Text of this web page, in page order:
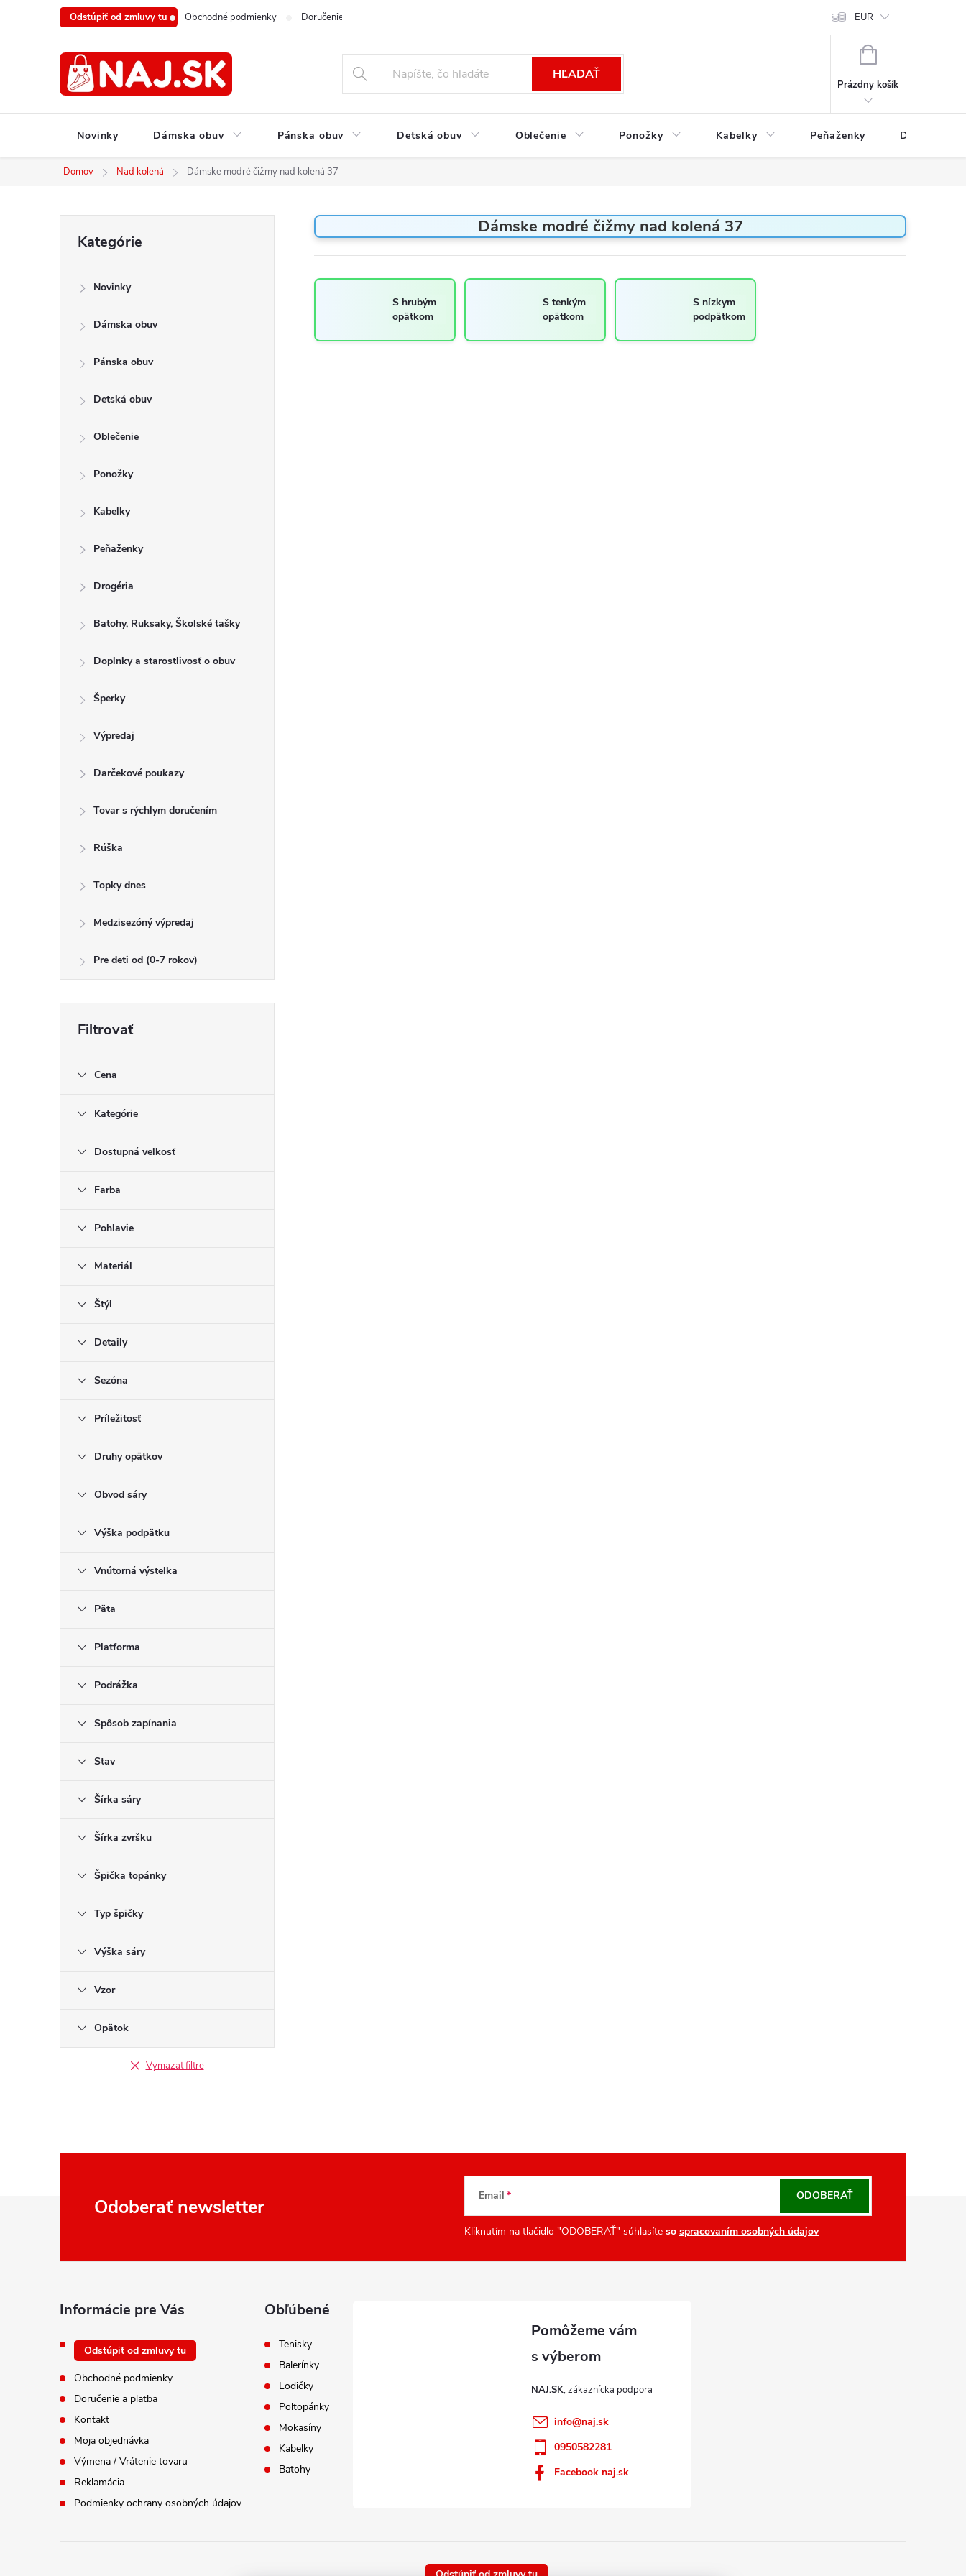
Odstúpiť od zmluvy tu Obchodné podmienky Doručenie a platba Podmienky ochrany osobných údajov
EUR
HĽADAŤ
NÁKUPNÝ
Prázdny košík
Novinky Dámska obuv Pánska obuv Detská obuv Oblečenie Ponožky Kabelky Peňaženky Drogéria
Domov Nad kolená Dámske modré čižmy nad kolená 37
kategórie
Kategórie
Novinky
Dámska obuv
Pánska obuv
Detská obuv
Oblečenie
Ponožky
Kabelky
Peňaženky
Drogéria
Batohy, Ruksaky, Školské tašky
Doplnky a starostlivosť o obuv
Šperky
Výpredaj
Darčekové poukazy
Tovar s rýchlym doručením
Rúška
Topky dnes
Medzisezóný výpredaj
Pre deti od (0-7 rokov)
Cena
Kategórie
Dostupná veľkosť
Farba
Pohlavie
Materiál
Štýl
Detaily
Sezóna
Príležitosť
Druhy opätkov
Obvod sáry
Výška podpätku
Vnútorná výstelka
Päta
Platforma
Podrážka
Spôsob zapínania
Stav
Šírka sáry
Šírka zvršku
Špička topánky
Typ špičky
Výška sáry
Vzor
Opätok
Vymazať filtre
Dámske modré čižmy nad kolená 37
S hrubým
opätkom
S tenkým
opätkom
S nízkym
podpätkom
Odoberať newsletter Email
Kliknutím na tlačidlo "ODOBERAŤ" súhlasíte so spracovaním osobných údajov
ODOBERAŤ
Informácie pre Vás
Odstúpiť od zmluvy tu
Obchodné podmienky
Doručenie a platba
Kontakt
Moja objednávka
Výmena / Vrátenie tovaru
Reklamácia
Podmienky ochrany osobných údajov
Obľúbené
Tenisky
Balerínky
Lodičky
Poltopánky
Mokasíny
Kabelky
Batohy
NAJ.SK
info@naj.sk
0950582281
Facebook naj.sk